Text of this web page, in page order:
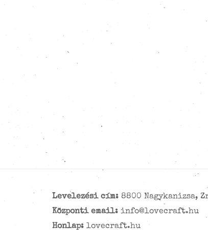
Levelezési cím: 8800 Nagykanizsa,
Központi email: info@lovecraft.hu
Honlap: lovecraft.hu